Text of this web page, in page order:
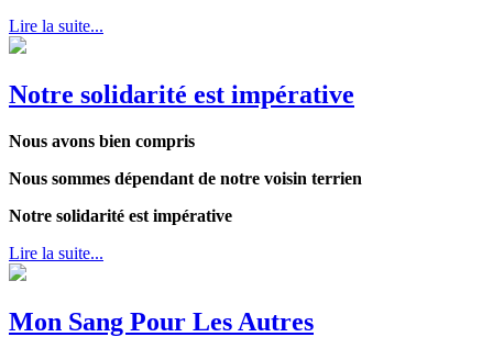
Lire la suite...
Notre solidarité est impérative
Nous avons bien compris
Nous sommes dépendant de notre voisin terrien
Notre solidarité est impérative
Lire la suite...
Mon Sang Pour Les Autres